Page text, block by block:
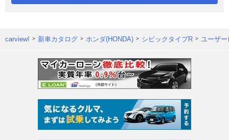
carview! 新車カタログ ホンダ(HONDA) シビックタイプR ユーザ